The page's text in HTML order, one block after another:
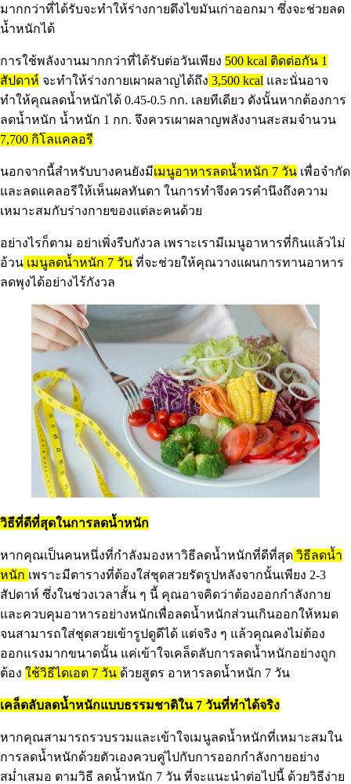
มากกว่าที่ได้รับจะทำให้ร่างกายดึงไขมันเก่าออกมา ซึ่งจะช่วยลด
น้ำหนักได้
การใช้พลังงานมากกว่าที่ได้รับต่อวันเพียง 500 kcal ติดต่อกัน 1
สัปดาห์ จะทำให้ร่างกายเผาผลาญได้ถึง 3,500 kcal และนั่นอาจ
ทำให้คุณลดน้ำหนักได้ 0.45-0.5 กก. เลยทีเดียว ดังนั้นหากต้องการ
ลดน้ำหนัก น้ำหนัก 1 กก. จึงควรเผาผลาญพลังงานสะสมจำนวน
7,700 กิโลแคลอรี
นอกจากนี้สำหรับบางคนยังมีเมนูอาหารลดน้ำหนัก 7 วัน เพื่อจำกัด
และลดแคลอรีให้เห็นผลทันตา ในการทำจึงควรคำนึงถึงความ
เหมาะสมกับร่างกายของแต่ละคนด้วย
อย่างไรก็ตาม อย่าเพิ่งรีบกังวล เพราะเรามีเมนูอาหารที่กินแล้วไม่
อ้วน เมนูลดน้ำหนัก 7 วัน ที่จะช่วยให้คุณวางแผนการทานอาหาร
ลดพุงได้อย่างไร้กังวล
วิธีที่ดีที่สุดในการลดน้ำหนัก
หากคุณเป็นคนหนึ่งที่กำลังมองหาวิธีลดน้ำหนักที่ดีที่สุด วิธีลดน้ำ
หนัก เพราะมีตารางที่ต้องใส่ชุดสวยรัดรูปหลังจากนั้นเพียง 2-3
สัปดาห์ ซึ่งในช่วงเวลาสั้น ๆ นี้ คุณอาจคิดว่าต้องออกกำลังกาย
และควบคุมอาหารอย่างหนักเพื่อลดน้ำหนักส่วนเกินออกให้หมด
จนสามารถใส่ชุดสวยเข้ารูปดูดีได้ แต่จริง ๆ แล้วคุณคงไม่ต้อง
ออกแรงมากขนาดนั้น แค่เข้าใจเคล็ดลับการลดน้ำหนักอย่างถูก
ต้อง ใช้วิธีไดเอต 7 วัน ด้วยสูตร อาหารลดน้ำหนัก 7 วัน
เคล็ดลับลดน้ำหนักแบบธรรมชาติใน 7 วันที่ทำได้จริง
หากคุณสามารถรวบรวมและเข้าใจเมนูลดน้ำหนักที่เหมาะสมใน
การลดน้ำหนักด้วยตัวเองควบคู่ไปกับการออกกำลังกายอย่าง
สม่ำเสมอ ตามวิธี ลดน้ำหนัก 7 วัน ที่จะแนะนำต่อไปนี้ ด้วยวิธีง่าย